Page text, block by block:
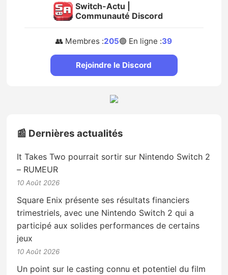
Switch-Actu |
Communauté Discord
👥 Membres :205🟢 En ligne :39
Rejoindre le Discord
📰 Dernières actualités
It Takes Two pourrait sortir sur Nintendo Switch 2
– RUMEUR
10 Août 2026
Square Enix présente ses résultats financiers
trimestriels, avec une Nintendo Switch 2 qui a
participé aux solides performances de certains
jeux
10 Août 2026
Un point sur le casting connu et potentiel du film